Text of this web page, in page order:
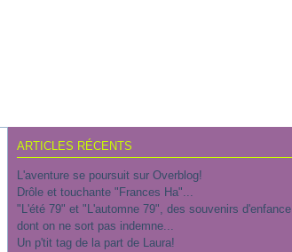
ARTICLES RÉCENTS
L'aventure se poursuit sur Overblog!
Drôle et touchante "Frances Ha"...
"L'été 79" et "L'automne 79", des souvenirs d'enfance
dont on ne sort pas indemne...
Un p'tit tag de la part de Laura!